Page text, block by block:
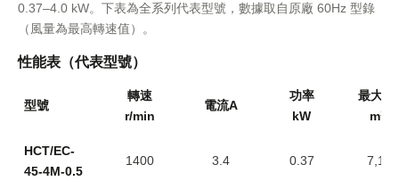
0.37–4.0 kW。下表為全系列代表型號，數據取自原廠 60Hz 型錄
（風量為最高轉速值）。
性能表（代表型號）
型號
轉速
r/min
電流A
功率
kW
最大風
m³/h
HCT/EC-
45-4M-0.5
1400 3.4 0.37 7,100